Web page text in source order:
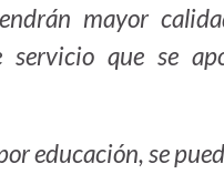
mayor
servicio que se
educación, se